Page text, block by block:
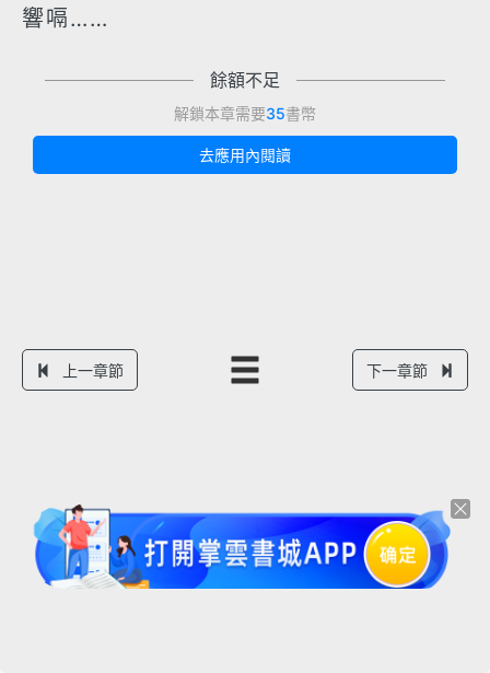
響嗝……
餘額不足
解鎖本章需要35書幣
去應用內閱讀
上一章節 下一章節